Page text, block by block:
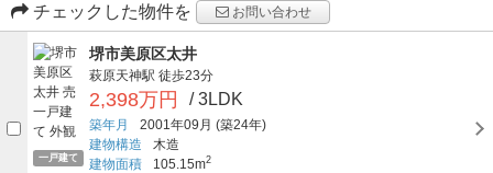
チェックした物件を
お問い合わせ
一戸建て
堺市美原区太井
萩原天神駅 徒歩23分
2,398万円 / 3LDK
築年月 2001年09月 (築24年)
建物構造
木造
建物面積
105.15m2